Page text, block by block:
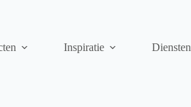
Inspiratie Diensten